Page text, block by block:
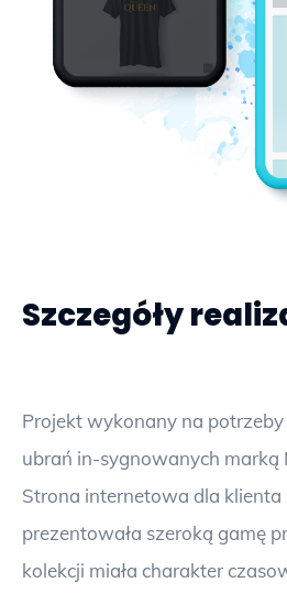
Szczegóły
Projekt wykonany na
ubrań in-sygnowanych marką
Strona internetowa dla klienta
prezentowała szeroką gamę
kolekcji miała charakter